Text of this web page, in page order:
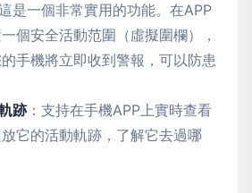
是一個非常實用的功能。在APP
個安全活動范圍（虛擬圍欄），
手機將立即收到警報，可以防患
跡：支持在手機APP上實時查看
它的活動軌跡，了解它去過哪